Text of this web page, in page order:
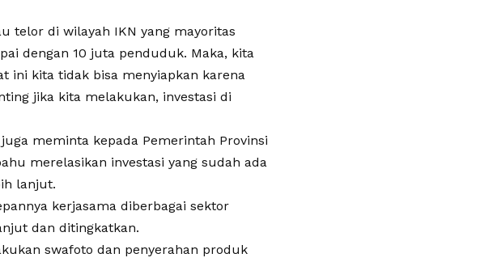
telor di wilayah IKN yang mayoritas
dengan 10 juta penduduk. Maka, kita
ini kita tidak bisa menyiapkan karena
jika kita melakukan, investasi di
meminta kepada Pemerintah Provinsi
merelasikan investasi yang sudah ada
lanjut.
kerjasama diberbagai sektor
dan ditingkatkan.
swafoto dan penyerahan produk